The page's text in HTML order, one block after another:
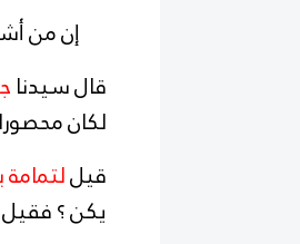
إن من
قال سيدنا
لكان
قيل
يكن ؟ فقيل